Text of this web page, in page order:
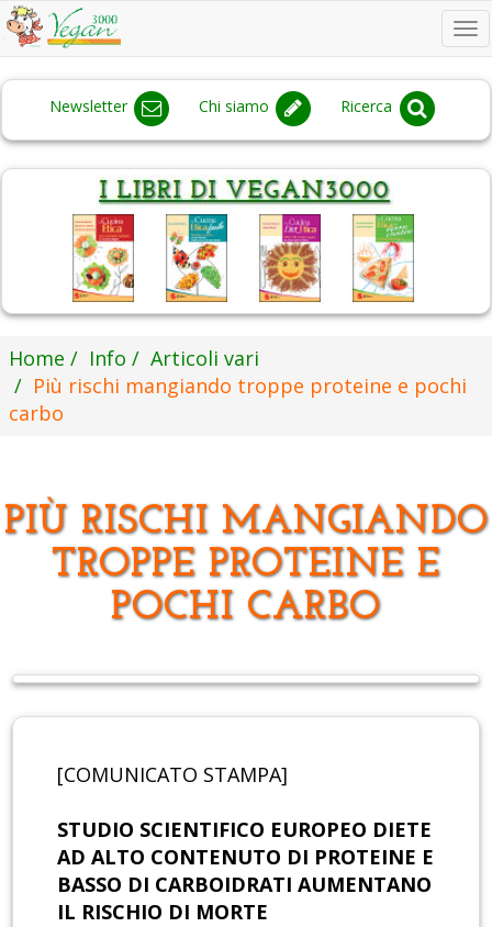
Newsletter Chi siamo Ricerca
Home Info
Articoli vari
Più rischi mangiando troppe proteine e pochi
carbo
PIÙ RISCHI MANGIANDO
TROPPE PROTEINE E
POCHI CARBO
[COMUNICATO STAMPA]
STUDIO SCIENTIFICO EUROPEO DIETE
AD ALTO CONTENUTO DI PROTEINE E
BASSO DI CARBOIDRATI AUMENTANO
IL RISCHIO DI MORTE